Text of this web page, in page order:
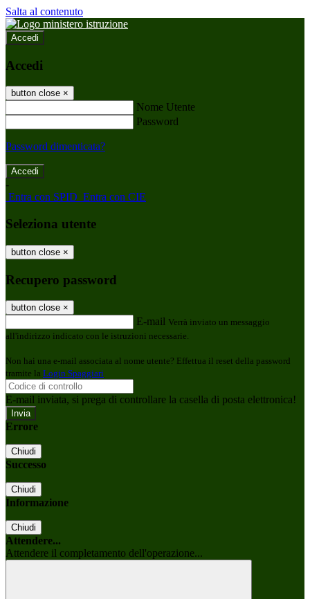
Salta al contenuto
Accedi
Accedi
button close ×
Nome Utente
Password
Password dimenticata?
-
Entra con SPID Entra con CIE
Seleziona utente
button close ×
Recupero password
button close ×
E-mail Verrà inviato un messaggio
all'indirizzo indicato con le istruzioni necessarie.
Non hai una e-mail associata al nome utente? Effettua il reset della password
tramite la Login Spaggiari
E-mail inviata, si prega di controllare la casella di posta elettronica!
Errore
Chiudi
Successo
Chiudi
Informazione
Chiudi
Attendere...
Attendere il completamento dell'operazione...